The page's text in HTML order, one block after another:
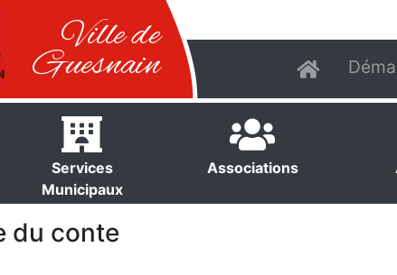
Ville de
Guesnain
Services
Municipaux
Associations
du conte